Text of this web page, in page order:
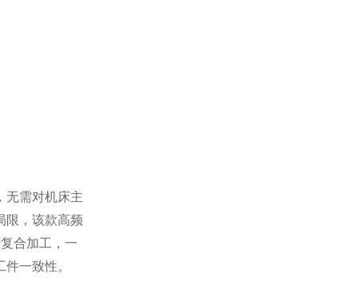
无需对机床主
限，该款高频
合加工，一
一致性。